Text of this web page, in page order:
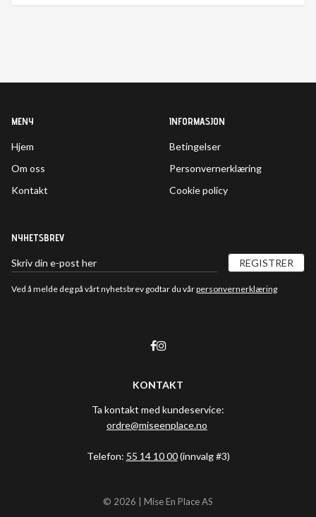
MENY
Hjem
Om oss
Kontakt
INFORMASJON
Betingelser
Personvernerklæring
Cookie policy
NYHETSBREV
REGISTRER
Ved å melde deg på vårt nyhetsbrev godtar du vårpersonvernerklæring
KONTAKT
Ta kontakt med kundeservice:
ordre@miseenplace.no
Telefon: 55 14 10 00(innvalg #3)
© 2026 | Mise En Place AS